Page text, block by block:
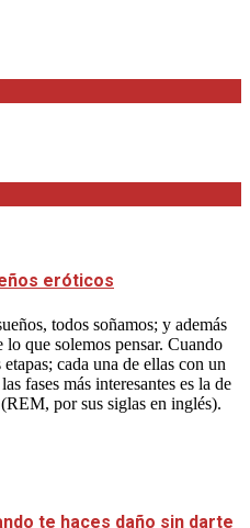
eróticos
todos soñamos; y además
que solemos pensar. Cuando
cada una de ellas con un
fases más interesantes es la de
por sus siglas en inglés).
te haces daño sin darte